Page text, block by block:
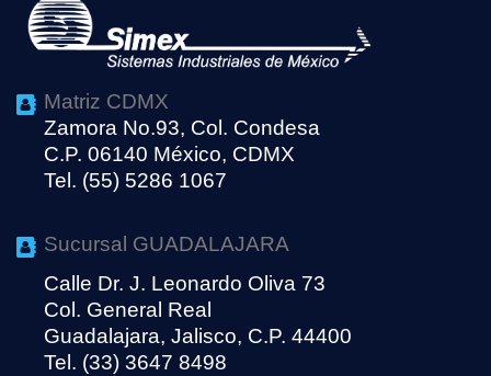
Matriz CDMX
Zamora No.93, Col. Condesa
C.P. 06140 México, CDMX
Tel. (55) 5286 1067
Sucursal GUADALAJARA
Calle Dr. J. Leonardo Oliva 73
Col. General Real
Guadalajara, Jalisco, C.P. 44400
Tel. (33) 3647 8498